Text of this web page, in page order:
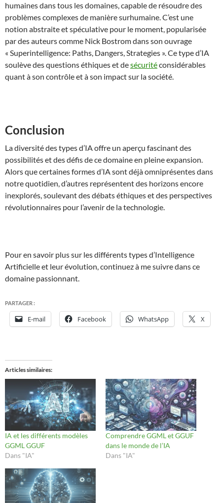
humaines dans tous les domaines, capable de résoudre des
problèmes complexes de manière surhumaine. C’est une
notion abstraite et spéculative pour le moment, popularisée
par des auteurs comme Nick Bostrom dans son ouvrage
« Superintelligence: Paths, Dangers, Strategies ». Ce type d’IA
soulève des questions éthiques et desécuritéconsidérables
quant à son contrôle et à son impact sur la société.
Conclusion
La diversité des types d’IA offre un aperçu fascinant des
possibilités et des défis de ce domaine en pleine expansion.
Alors que certaines formes d’IA sont déjà omniprésentes dans
notre quotidien, d’autres représentent des horizons encore
inexplorés, soulevant des débats éthiques et des perspectives
révolutionnaires pour l’avenir de la technologie.
Pour en savoir plus sur les différents types d’Intelligence
Artificielle et leur évolution, continuez à me suivre dans ce
domaine passionnant.
PARTAGER :
E-mail Facebook WhatsApp X
Articles similaires
IA et les différents modèles
GGML GGUF
Dans "IA"
Comprendre GGML et GGUF
dans le monde de l’IA
Dans "IA"